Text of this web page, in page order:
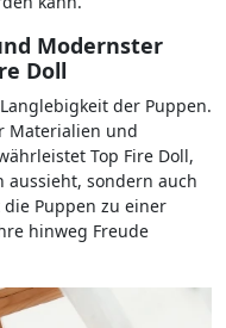
Modernster
Doll
der Puppen.
Materialien und
Top Fire Doll,
aussieht, sondern auch
Puppen zu einer
hinweg Freude